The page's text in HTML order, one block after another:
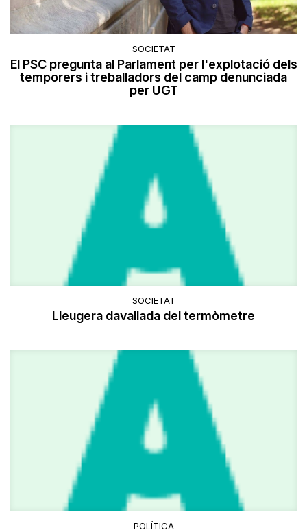
SOCIETAT
El PSC pregunta al Parlament per l'explotació dels
temporers i treballadors del camp denunciada
per UGT
SOCIETAT
Lleugera davallada del termòmetre
POLÍTICA